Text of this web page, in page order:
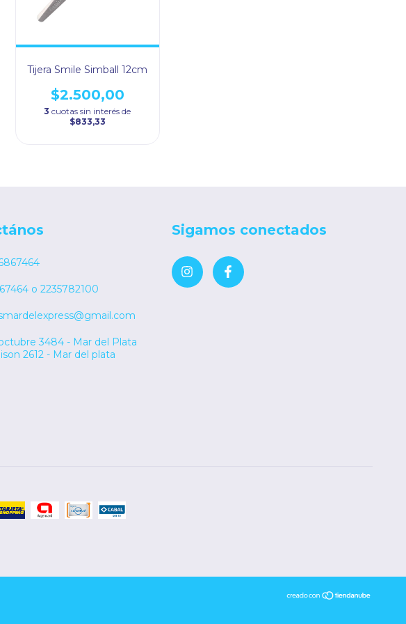
Tijera Smile Simball 12cm
$2.500,00
3 cuotas sin interés de
$833,33
o 2235782100
3484 - Mar del Plata
2612 - Mar del plata
Sigamos conectados